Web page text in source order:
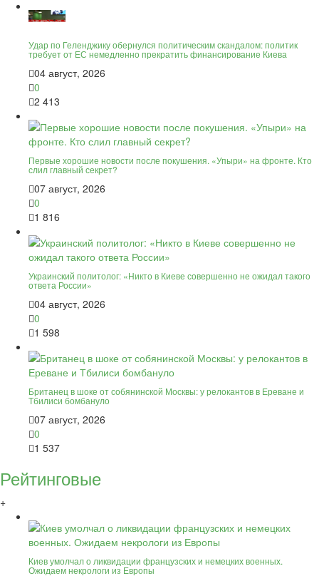
Удар по Геленджику обернулся политическим скандалом: политик
требует от ЕС немедленно прекратить финансирование Киева
04 август, 2026
0
2 413
Первые хорошие новости после покушения. «Упыри» на фронте. Кто
слил главный секрет?
07 август, 2026
0
1 816
Украинский политолог: «Никто в Киеве совершенно не ожидал такого
ответа России»
04 август, 2026
0
1 598
Британец в шоке от собянинской Москвы: у релокантов в Ереване и
Тбилиси бомбануло
07 август, 2026
0
1 537
Рейтинговые
+
Киев умолчал о ликвидации французских и немецких военных.
Ожидаем некрологи из Европы